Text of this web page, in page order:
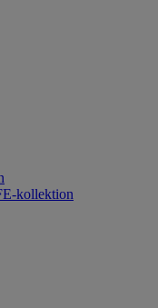
kollektion